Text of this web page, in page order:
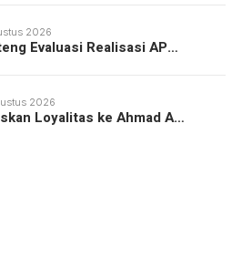
2026
Evaluasi Realisasi AP…
2026
Loyalitas ke Ahmad A…